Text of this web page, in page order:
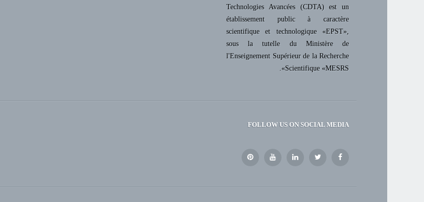
Technologies Avancées (CDTA) est un
établissement public à caractère
scientifique et technologique «EPST»,
sous la tutelle du Ministère de
l'Enseignement Supérieur de la Recherche
Scientifique «MESRS».
FOLLOW US ON SOCIAL MEDIA